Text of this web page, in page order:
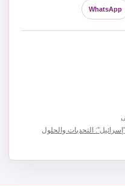
WhatsApp
التحديات والحلول